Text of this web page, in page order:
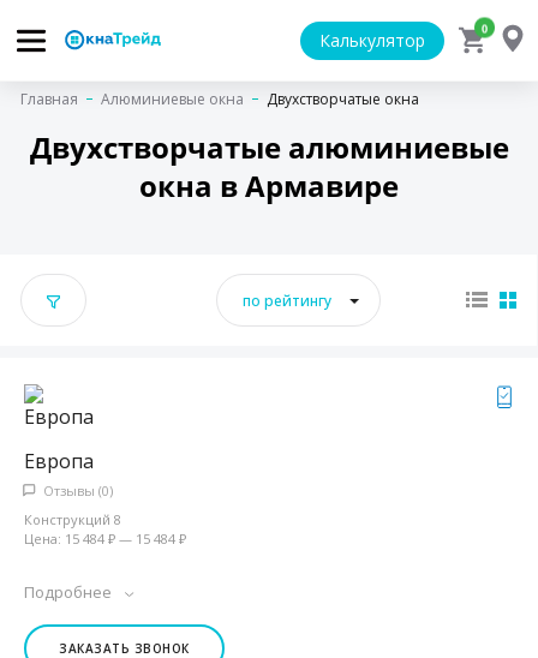
Калькулятор 0
Главная Алюминиевые окна Двухстворчатые окна
Двухстворчатые алюминиевые
окна в Армавире
по рейтингу
Европа
ЗАКАЗАТЬ ЗВОНОК
Отзывы (0)
Конструкций 8
Цена: 15 484 ₽ — 15 484 ₽
Подробнее